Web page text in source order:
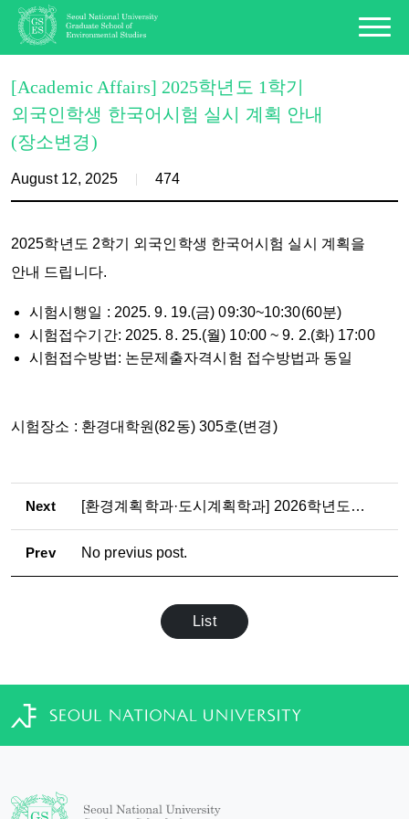
[Academic Affairs] 2025학년도 1학기
외국인학생 한국어시험 실시 계획 안내
(장소변경)
August 12, 2025 474
2025학년도 2학기 외국인학생 한국어시험 실시 계획을
안내 드립니다.
시험시행일 : 2025. 9. 19.(금) 09:30~10:30(60분)
시험접수기간: 2025. 8. 25.(월) 10:00 ~ 9. 2.(화) 17:00
시험접수방법: 논문제출자격시험 접수방법과 동일
시험장소 : 환경대학원(82동) 305호(변경)
Next [환경계획학과·도시계획학과] 2026학년도 2학기 석·박사과정 논문제출자격시험 응시자 수료 점검표 제출 안내
Prev No previus post.
List